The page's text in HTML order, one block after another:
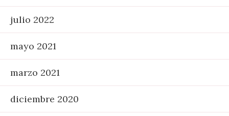
julio 2022
mayo 2021
marzo 2021
diciembre 2020